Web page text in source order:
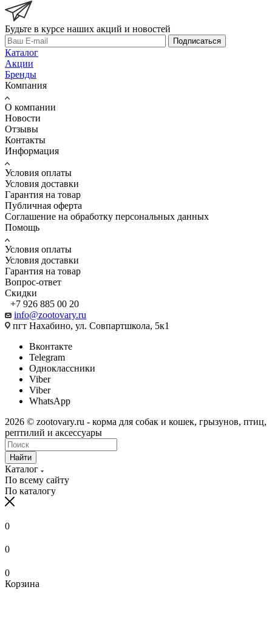
Будьте в курсе наших акций и новостей
Подписаться
Каталог
Акции
Бренды
Компания
О компании
Новости
Отзывы
Контакты
Информация
Условия оплаты
Условия доставки
Гарантия на товар
Публичная оферта
Соглашение на обработку персональных данных
Помощь
Условия оплаты
Условия доставки
Гарантия на товар
Вопрос-ответ
Скидки
+7 926 885 00 20
info@zootovary.ru
пгт Нахабино, ул. Совпартшкола, 5к1
Вконтакте
Telegram
Одноклассники
Viber
Viber
WhatsApp
2026 © zootovary.ru - корма для собак и кошек, грызунов, птиц,
рептилий и аксессуары
Найти
Каталог
По всему сайту
По каталогу
0
0
0
Корзина